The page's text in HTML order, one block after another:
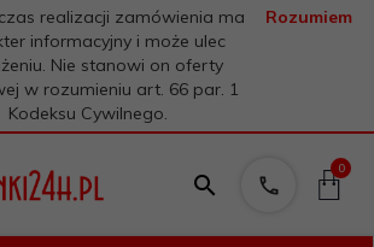
realizacji zamówienia ma
informacyjny i może ulec
Nie stanowi on oferty
w rozumieniu art. 66 par. 1
Kodeksu Cywilnego.
Rozumiem
0